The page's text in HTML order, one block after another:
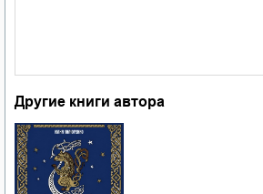
Другие книги автора